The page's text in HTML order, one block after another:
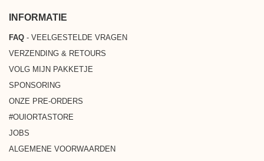
INFORMATIE
ALGEMENE VOORWAARDEN
VERZENDING & RETOURS
ONZE PRE-ORDERS
#OUIORTASTORE
SPONSORING
FAQ - VEELGESTELDE VRAGEN
VOLG MIJN PAKKETJE
JOBS